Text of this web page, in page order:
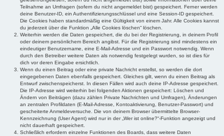
Teilnahme an Umfragen (sofern du nicht angemeldet bist) gespeichert. Ferner werden
deine Benutzer-ID, ein Authentifizierungsschlüssel und eine Session-ID gespeichert.
Die Cookies haben standardmäßig eine Gültigkeit von einem Jahr. Alle Cookies kannst
du jederzeit über die Funktion „Alle Cookies löschen“ löschen.
Weiterhin werden die Daten gespeichert, die du bei der Registrierung, in deinem Profil
oder deinem persönlichem Bereich angibst. Für die Registrierung sind mindestens ein
eindeutiger Benutzername, eine E-Mail-Adresse und ein Passwort notwendig. Wenn
durch den Betreiber weitere Daten als notwendig festgelegt wurden, so ist dies für
dich vor deren Eingabe ersichtlich.
Wenn du einen Beitrag oder eine private Nachricht erstellst, so werden die dort
eingegebenen Daten ebenfalls gespeichert. Gleiches gilt, wenn du einen Beitrag als
Entwurf zwischenspeicherst. In diesen Fällen wird auch deine IP-Adresse gespeichert.
Die IP-Adresse wird weiterhin bei folgenden Aktionen gespeichert: Löschen und
Ändern von Beiträgen (dazu zählen Private Nachrichten und Umfragen), Änderungen
an zentralen Profildaten (E-Mail-Adresse, Kontoaktivierung, Benutzer-Passwort) und
gescheiterte Anmeldeversuche. Die von deinem Browser übermittelte Browser-
Kennzeichnung (User Agent) wird nur in der „Wer ist online?“-Funktion angezeigt und
nicht dauerhaft gespeichert.
Schließlich erfordern einzelne Funktionen des Boards, dass weitere Daten